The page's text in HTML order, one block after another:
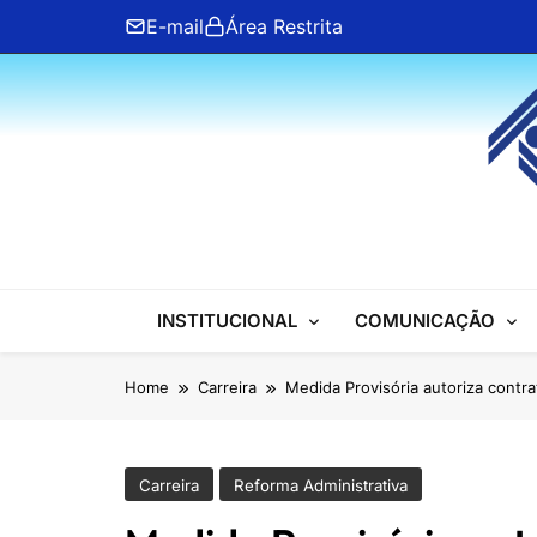
content
E-mail Área Restrita
ANFIP Nacional
INSTITUCIONAL COMUNICAÇÃO
Home Carreira Medida Provisória autoriza
Carreira Reforma Administrativa